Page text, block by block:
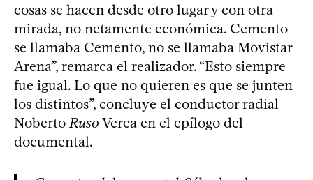
cosas se hacen desde otro lugar y con otra
mirada, no netamente económica. Cemento
se llamaba Cemento, no se llamaba Movistar
Arena”, remarca el realizador. “Esto siempre
fue igual. Lo que no quieren es que se junten
los distintos”, concluye el conductor radial
Noberto Ruso Verea en el epílogo del
documental.